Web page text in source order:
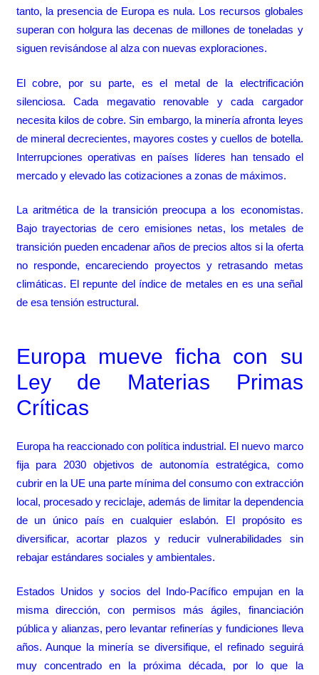
tanto, la presencia de Europa es nula. Los recursos globales
superan con holgura las decenas de millones de toneladas y
siguen revisándose al alza con nuevas exploraciones.
El cobre, por su parte, es el metal de la electrificación
silenciosa. Cada megavatio renovable y cada cargador
necesita kilos de cobre. Sin embargo, la minería afronta leyes
de mineral decrecientes, mayores costes y cuellos de botella.
Interrupciones operativas en países líderes han tensado el
mercado y elevado las cotizaciones a zonas de máximos.
La aritmética de la transición preocupa a los economistas.
Bajo trayectorias de cero emisiones netas, los metales de
transición pueden encadenar años de precios altos si la oferta
no responde, encareciendo proyectos y retrasando metas
climáticas. El repunte del índice de metales en es una señal
de esa tensión estructural.
Europa mueve ficha con su
Ley de Materias Primas
Críticas
Europa ha reaccionado con política industrial. El nuevo marco
fija para 2030 objetivos de autonomía estratégica, como
cubrir en la UE una parte mínima del consumo con extracción
local, procesado y reciclaje, además de limitar la dependencia
de un único país en cualquier eslabón. El propósito es
diversificar, acortar plazos y reducir vulnerabilidades sin
rebajar estándares sociales y ambientales.
Estados Unidos y socios del Indo-Pacífico empujan en la
misma dirección, con permisos más ágiles, financiación
pública y alianzas, pero levantar refinerías y fundiciones lleva
años. Aunque la minería se diversifique, el refinado seguirá
muy concentrado en la próxima década, por lo que la